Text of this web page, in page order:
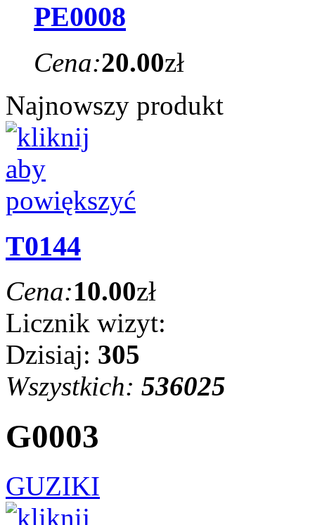
PE0008
Cena:20.00zł
Najnowszy produkt
T0144
Cena:10.00zł
Licznik wizyt:
Dzisiaj: 305
Wszystkich: 536025
G0003
GUZIKI